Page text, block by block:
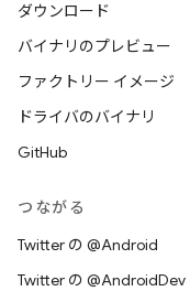
ダウンロード
バイナリのプレビュー
ファクトリー イメージ
ドライバのバイナリ
GitHub
つながる
Twitter の @Android
Twitter の @AndroidDev